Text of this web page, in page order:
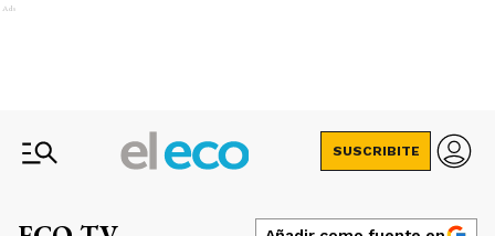
Ads
SUSCRIBITE